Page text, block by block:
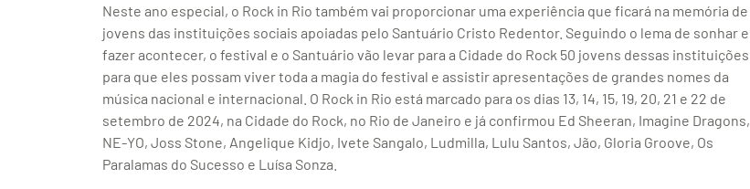
Neste ano especial, o Rock in Rio também vai proporcionar uma experiência que ficará na memória de
jovens das instituições sociais apoiadas pelo Santuário Cristo Redentor. Seguindo o lema de sonhar e
fazer acontecer, o festival e o Santuário vão levar para a Cidade do Rock 50 jovens dessas instituições
para que eles possam viver toda a magia do festival e assistir apresentações de grandes nomes da
música nacional e internacional. O Rock in Rio está marcado para os dias 13, 14, 15, 19, 20, 21 e 22 de
setembro de 2024, na Cidade do Rock, no Rio de Janeiro e já confirmou Ed Sheeran, Imagine Dragons,
NE-YO, Joss Stone, Angelique Kidjo, Ivete Sangalo, Ludmilla, Lulu Santos, Jão, Gloria Groove, Os
Paralamas do Sucesso e Luísa Sonza.